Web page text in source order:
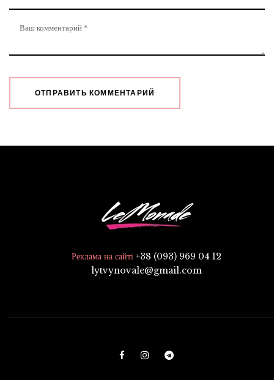
Реклама на сайті +38 (093) 969 04 12
lytvynovale@gmail.com